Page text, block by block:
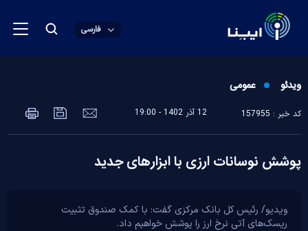
فارسی
ویدئو عمومی
کد خبر : 157955 12 آذر 1402 - 19:00
پوشش نوسانات ارزی با ابزارهای جدید
ویدیو/ رئیس کل بانک مرکزی گفت: با کمک صندوق تثبیت
ریسک‌های آتی نرخ ارز را پوشش خواهیم داد.